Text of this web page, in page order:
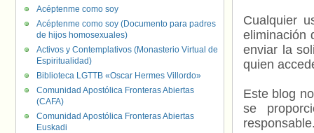
Cualquier
eliminación
enviar la
quien
Este blog
se
Acéptenme como soy
Acéptenme como soy (Documento para padres
de hijos homosexuales)
Activos y Contemplativos (Monasterio Virtual de
Espiritualidad)
Biblioteca LGTTB «Oscar Hermes Villordo»
Comunidad Apostólica Fronteras Abiertas
(CAFA)
Comunidad Apostólica Fronteras Abiertas
Euskadi